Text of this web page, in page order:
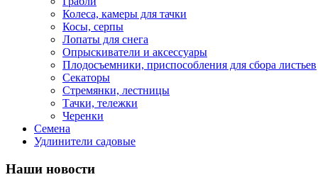
Колеса, камеры для тачки
Косы, серпы
Лопаты для снега
Опрыскиватели и аксессуары
Плодосъемники, приспособления для сбора листьев
Секаторы
Стремянки, лестницы
Тачки, тележки
Черенки
Семена
Удлинители садовые
Наши новости